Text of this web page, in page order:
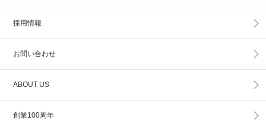
採用情報
お問い合わせ
ABOUT US
創業100周年